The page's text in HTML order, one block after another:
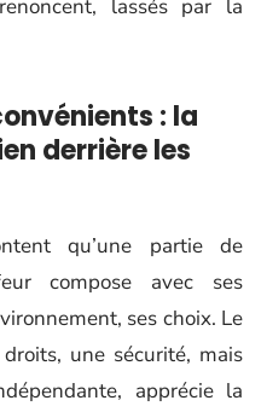
lassés par la
: la
derrière les
qu’une partie de
compose avec ses
ses choix. Le
une sécurité, mais
apprécie la